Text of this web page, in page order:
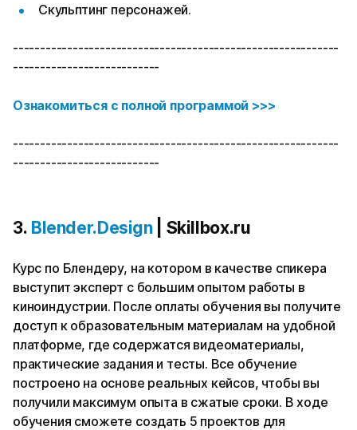
Скульптинг персонажей.
------------------------------------------------------------
---------------------------
Ознакомиться с полной программой >>>
------------------------------------------------------------
---------------------------
3. Blender.Design| Skillbox.ru
Курс по Блендеру, на котором в качестве спикера
выступит эксперт с большим опытом работы в
киноиндустрии. После оплаты обучения вы получите
доступ к образовательным материалам на удобной
платформе, где содержатся видеоматериалы,
практические задания и тесты. Все обучение
построено на основе реальных кейсов, чтобы вы
получили максимум опыта в сжатые сроки. В ходе
обучения сможете создать 5 проектов для